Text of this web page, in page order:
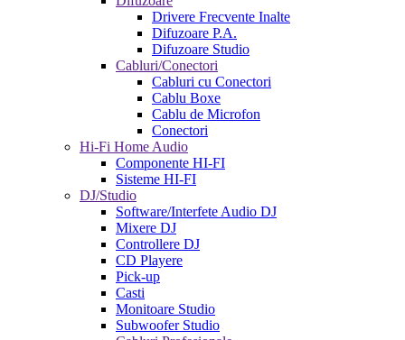
Drivere Frecvente Inalte
Difuzoare P.A.
Difuzoare Studio
Cabluri/Conectori
Cabluri cu Conectori
Cablu Boxe
Cablu de Microfon
Conectori
Hi-Fi Home Audio
Componente HI-FI
Sisteme HI-FI
DJ/Studio
Software/Interfete Audio DJ
Mixere DJ
Controllere DJ
CD Playere
Pick-up
Casti
Monitoare Studio
Subwoofer Studio